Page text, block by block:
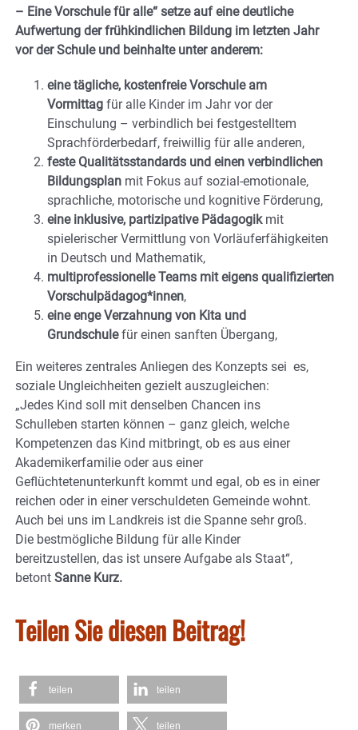
– Eine Vorschule für alle“ setze auf eine deutliche
Aufwertung der frühkindlichen Bildung im letzten Jahr
vor der Schule und beinhalte unter anderem:
eine tägliche, kostenfreie Vorschule am
Vormittag für alle Kinder im Jahr vor der
Einschulung – verbindlich bei festgestelltem
Sprachförderbedarf, freiwillig für alle anderen,
feste Qualitätsstandards und einen verbindlichen
Bildungsplan mit Fokus auf sozial-emotionale,
sprachliche, motorische und kognitive Förderung,
eine inklusive, partizipative Pädagogikmit
spielerischer Vermittlung von Vorläuferfähigkeiten
in Deutsch und Mathematik,
multiprofessionelle Teams mit eigens qualifizierten
Vorschulpädagog*innen,
eine enge Verzahnung von Kita und
Grundschulefür einen sanften Übergang,
Ein weiteres zentrales Anliegen des Konzepts sei es,
soziale Ungleichheiten gezielt auszugleichen:
„Jedes Kind soll mit denselben Chancen ins
Schulleben starten können – ganz gleich, welche
Kompetenzen das Kind mitbringt, ob es aus einer
Akademikerfamilie oder aus einer
Geflüchtetenunterkunft kommt und egal, ob es in einer
reichen oder in einer verschuldeten Gemeinde wohnt.
Auch bei uns im Landkreis ist die Spanne sehr groß.
Die bestmögliche Bildung für alle Kinder
bereitzustellen, das ist unsere Aufgabe als Staat“,
betont Sanne Kurz.
Teilen Sie diesen Beitrag!
teilen teilen
merken teilen